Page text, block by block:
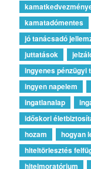
kamatadómentes
jó tanácsadó
juttatások
ingyenes pénzügyi
ingyen napelem
ingatlanalap
időskori
hozam
hogyan
hiteltörlesztés
hitelmoratórium